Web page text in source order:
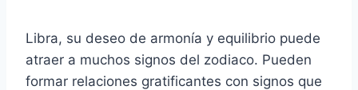
Libra, su deseo de armonía y equilibrio puede
atraer a muchos signos del zodiaco. Pueden
formar relaciones gratificantes con signos que